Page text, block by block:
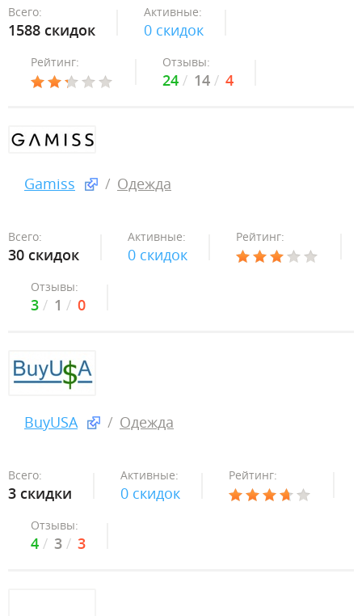
Всего:
1588 скидок
Активные:
0 скидок
Рейтинг: Отзывы:
24 14 4
Gamiss Одежда
Всего:
30 скидок
Активные:
0 скидок
Рейтинг:
Отзывы:
3 1 0
BuyUSA Одежда
Всего:
3 скидки
Активные:
0 скидок
Рейтинг:
Отзывы:
4 3 3